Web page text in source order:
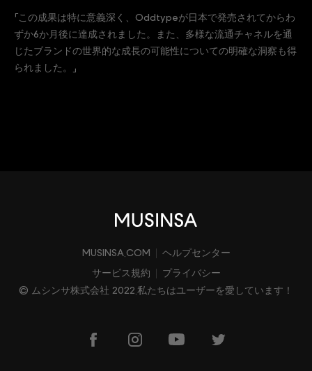
「この成果は特に意義深く、Oddtypeが日本で発売されてからわ
ずか6か月後に達成されました。また、多様な流通チャネルを通
じたブランドの世界的な成長の可能性についての明確な洞察も得
られました。」
MUSINSA.COM ヘルプセンター
サービス規約
プライバシー
© ムシンサ株式会社 2022.私たちはユーザーを愛しています！